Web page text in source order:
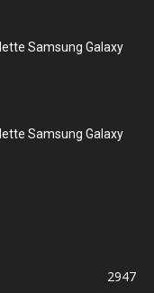
Samsung Galaxy
Samsung Galaxy
2947